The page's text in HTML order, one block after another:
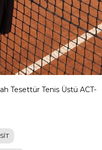
Tesettür Tenis Üstü ACT-